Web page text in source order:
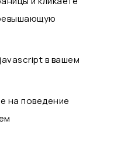
в вашем
на поведение